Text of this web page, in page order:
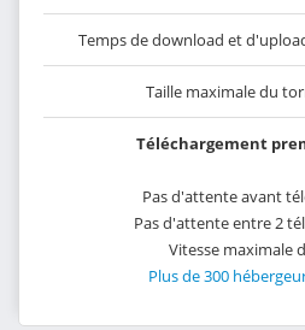
Temps de download et
Taille maximale du
Téléchargement
Pas d'attente avant
Pas d'attente entre 2
Vitesse maximale
Plus de 300